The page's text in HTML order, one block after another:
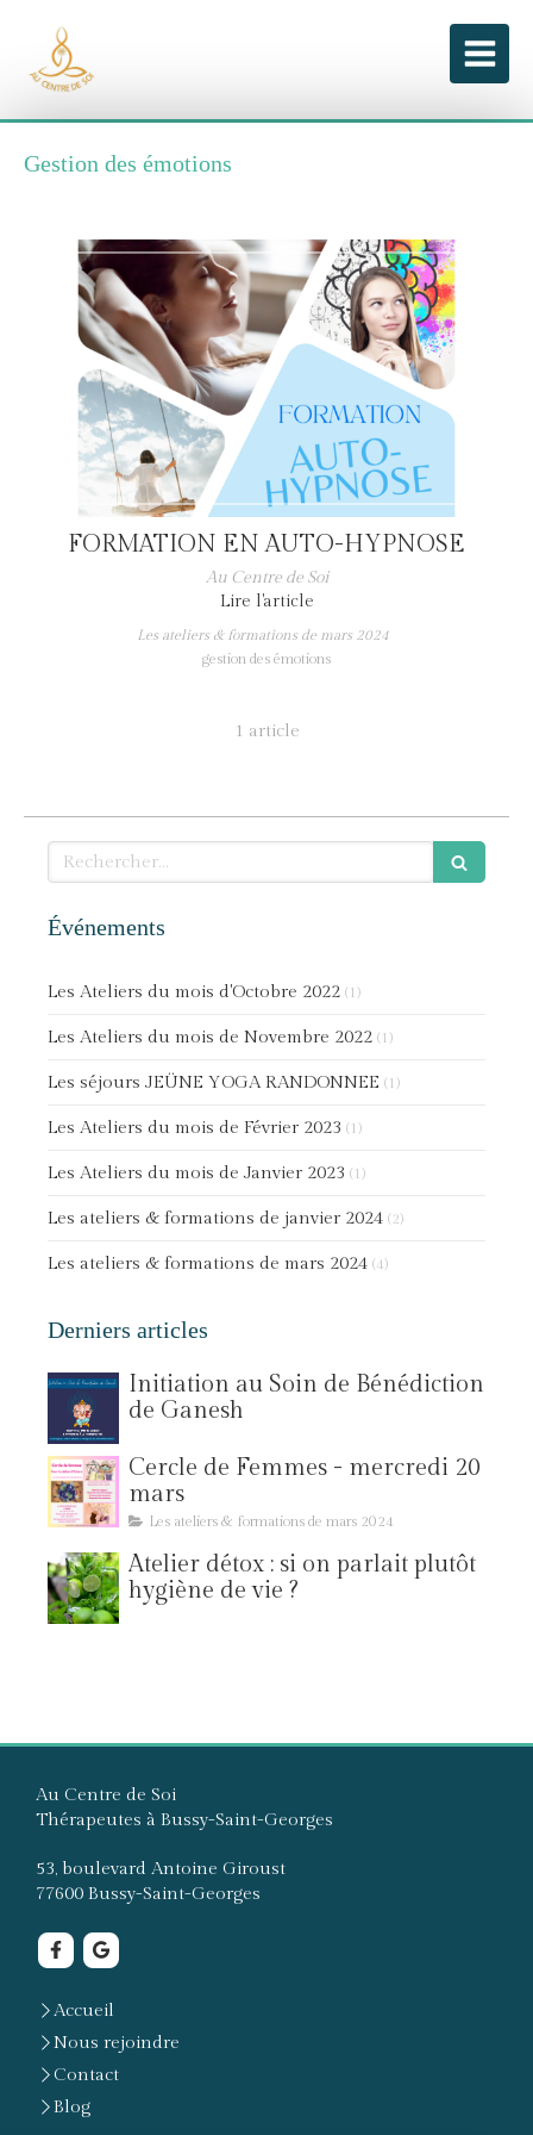
Gestion des émotions
FORMATION EN AUTO-HYPNOSE
Au Centre de Soi
Lire l'article
Les ateliers & formations de mars 2024
gestion des émotions
1 article
Rechercher
Événements
Les Ateliers du mois d'Octobre 2022 (1)
Les Ateliers du mois de Novembre 2022 (1)
Les séjours JEÜNE YOGA RANDONNEE (1)
Les Ateliers du mois de Février 2023 (1)
Les Ateliers du mois de Janvier 2023 (1)
Les ateliers & formations de janvier 2024 (2)
Les ateliers & formations de mars 2024 (4)
Derniers articles
Initiation au Soin de Bénédiction
de Ganesh
Cercle de Femmes - mercredi 20
mars
Les ateliers & formations de mars 2024
Atelier détox : si on parlait plutôt
hygiène de vie ?
Au Centre de Soi
Thérapeutes à Bussy-Saint-Georges
53, boulevard Antoine Giroust
77600 Bussy-Saint-Georges
Accueil
Nous rejoindre
Contact
Blog